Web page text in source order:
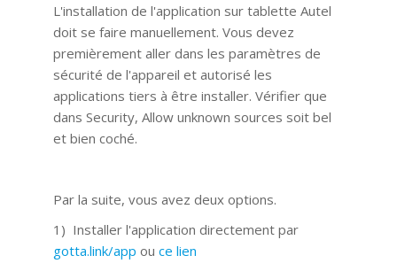
L'installation de l'application sur tablette Autel
doit se faire manuellement. Vous devez
premièrement aller dans les paramètres de
sécurité de l'appareil et autorisé les
applications tiers à être installer. Vérifier que
dans Security, Allow unknown sources soit bel
et bien coché.
Par la suite, vous avez deux options.
1) Installer l'application directement par
gotta.link/app ou ce lien